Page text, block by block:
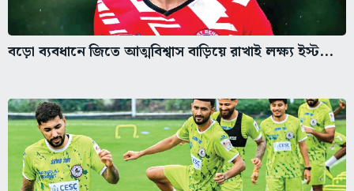
বড়ো ব্যবধানে জিতে আত্মবিশ্বাস বাড়িয়ে রাখাই লক্ষ্য ইস্ট...